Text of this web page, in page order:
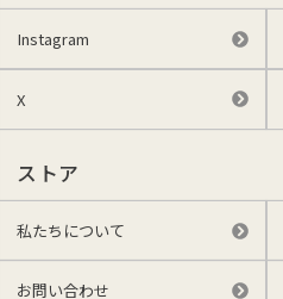
Instagram
X
ストア
私たちについて
お問い合わせ